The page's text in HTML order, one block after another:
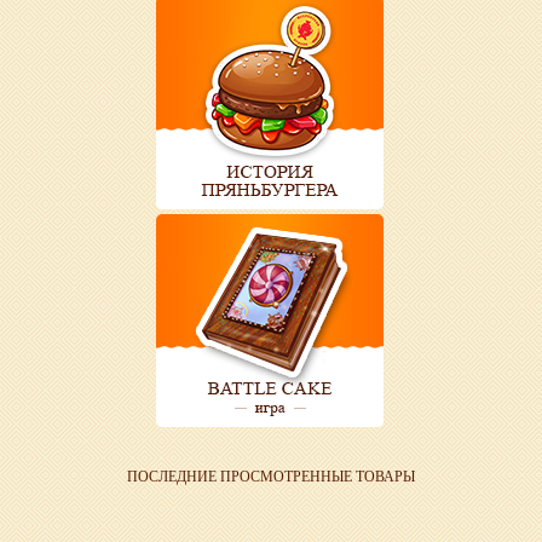
ПОСЛЕДНИЕ ПРОСМОТРЕННЫЕ ТОВАРЫ